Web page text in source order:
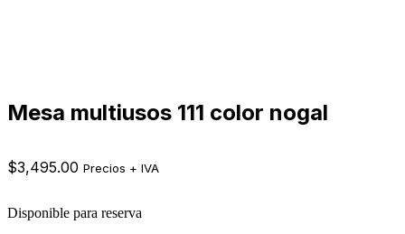
Mesa multiusos 111 color nogal
$3,495.00 Precios + IVA
Disponible para reserva